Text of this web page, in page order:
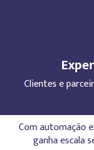
Clientes e
Com automação
ganha escala